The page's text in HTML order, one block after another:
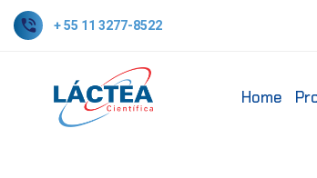
+ 55 11 3277-8522
Home